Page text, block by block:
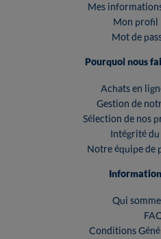
Mes
Mon profil
Mot de
Pourquoi nous
Achats en
Gestion de
Sélection de nos
Intégrité
Notre équipe de
Qui
Conditions